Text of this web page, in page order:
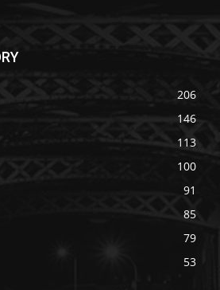
206
146
113
100
91
85
79
53